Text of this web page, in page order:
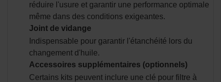
réduire l'usure et garantir une performance optimale
même dans des conditions exigeantes.
Joint de vidange
Indispensable pour garantir l'étanchéité lors du
changement d'huile.
Accessoires supplémentaires (optionnels)
Certains kits peuvent inclure une clé pour filtre à